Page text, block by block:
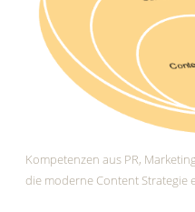
Kompetenzen aus PR,
die moderne Content Strategie